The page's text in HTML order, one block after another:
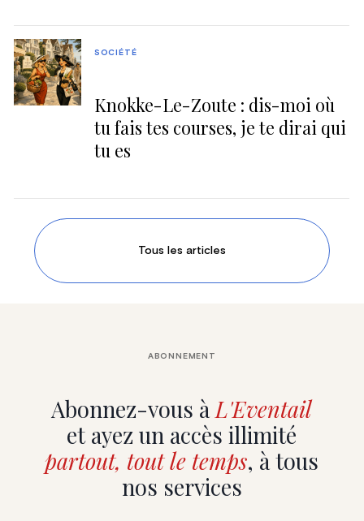
Knokke-Le-Zoute : dis-moi où
tu fais tes courses, je te dirai qui
tu es
SOCIÉTÉ
Tous les articles
Abonnez-vous àL'Eventail
et ayez un accès illimité
partout, tout le temps, à tous
nos services
ABONNEMENT